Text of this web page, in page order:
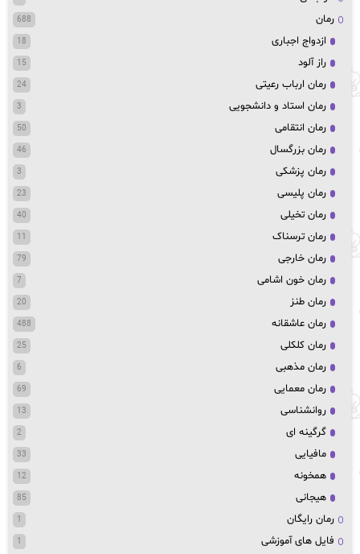
رمان 688
ازدواج اجباری 18
راز آلود 15
رمان ارباب رعیتی 24
رمان استاد و دانشجویی 3
رمان انتقامی 50
رمان بزرگسال 46
رمان پزشکی 3
رمان پلیسی 23
رمان تخیلی 40
رمان ترسناک 11
رمان خارجی 79
رمان خون اشامی 7
رمان طنز 20
رمان عاشقانه 488
رمان کلکلی 25
رمان مذهبی 6
رمان معمایی 69
روانشناسی 13
گرگینه ای 2
مافیایی 33
همخونه 12
هیجانی 85
رمان رایگان 1
فایل های آموزشی 1